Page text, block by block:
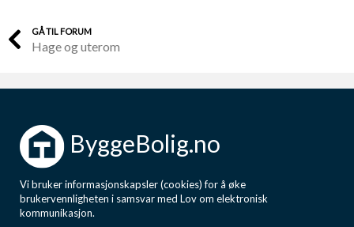
GÅ TIL FORUM
Hage og uterom
ByggeBolig.no
Vi bruker informasjonskapsler (cookies) for å øke
brukervennligheten i samsvar med Lov om elektronisk
kommunikasjon.